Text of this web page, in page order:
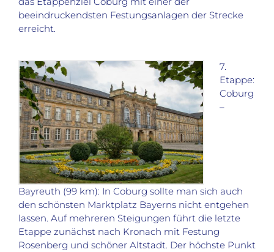
beeindruckendsten Festungsanlagen der Strecke
erreicht.
7.
Etappe:
Coburg
–
Bayreuth (99 km): In Coburg sollte man sich auch
den schönsten Marktplatz Bayerns nicht entgehen
lassen. Auf mehreren Steigungen führt die letzte
Etappe zunächst nach Kronach mit Festung
Rosenberg und schöner Altstadt. Der höchste Punkt